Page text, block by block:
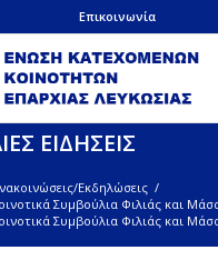
Επικοινωνία
ΕΙΔΗΣΕΙΣ
Εκδηλώσεις /
Συμβούλια Φιλιάς και
Συμβούλια Φιλιάς και